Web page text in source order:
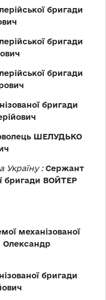
бригади
бригади
бригади
бригади
ШЕЛУДЬКО
Україну : Сержант
бригади ВОЙТЕР
механізованої
бригади